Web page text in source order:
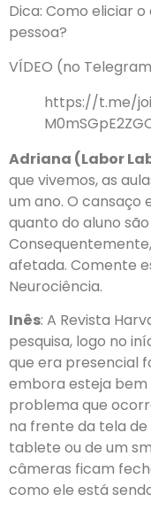
Dica: Como eliciar
pessoa?
VÍDEO (no
https://t.me/
Adriana (Labor
que vivemos, as
um ano. O cansaço
quanto do aluno
afetada. Comente
Neurociência.
Inês: A Revista
pesquisa, logo no
que era presencial
embora esteja
problema que
na frente da tela
tablete ou de um
câmeras ficam
como ele está